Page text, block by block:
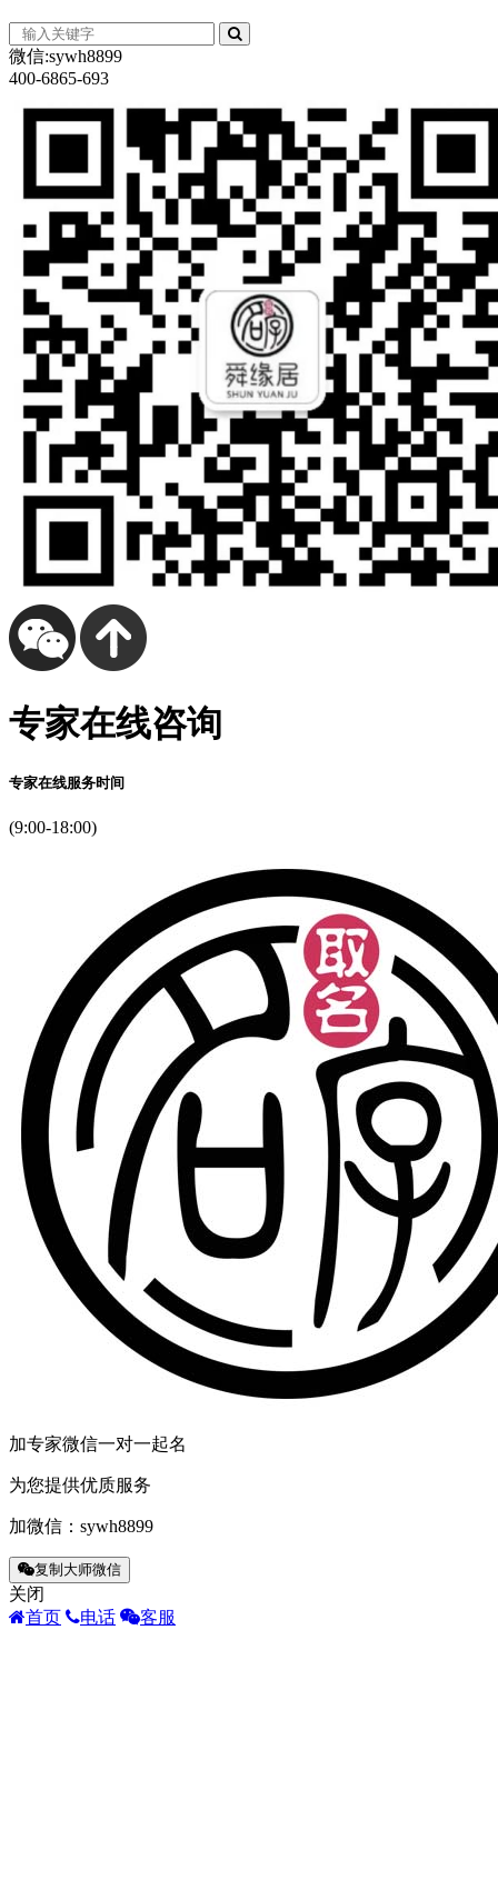
微信:sywh8899
400-6865-693
专家在线咨询
专家在线服务时间
(9:00-18:00)
加专家微信一对一起名
为您提供优质服务
加微信： sywh8899
复制大师微信
关闭
首页
电话 客服